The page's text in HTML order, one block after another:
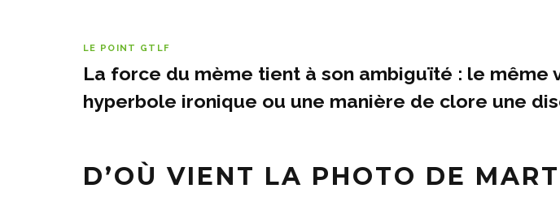
LE POINT GTLF
La force du mème tient à son ambiguïté : le
hyperbole ironique ou une manière de clore une
D’OÙ VIENT LA PHOTO DE